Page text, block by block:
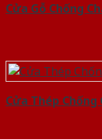
Cửa Gỗ Chống
Cửa Thép Chống